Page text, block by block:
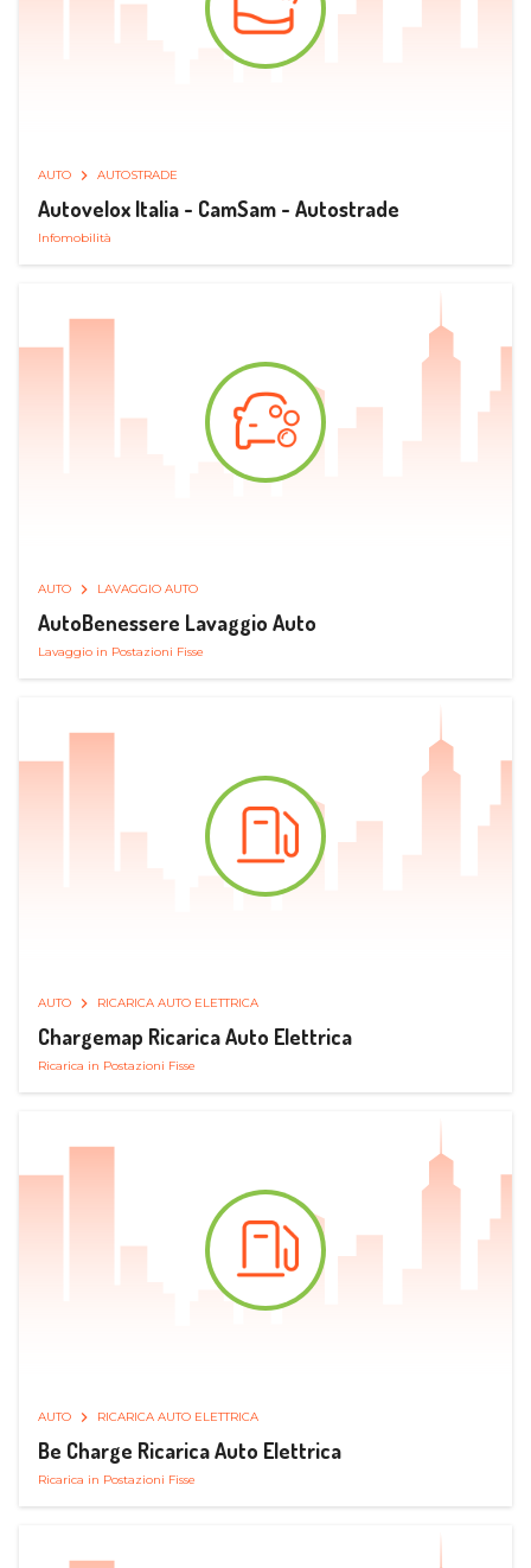
AUTO AUTOSTRADE
Autovelox Italia - CamSam - Autostrade
Infomobilità
AUTO LAVAGGIO AUTO
AutoBenessere Lavaggio Auto
Lavaggio in Postazioni Fisse
AUTO RICARICA AUTO ELETTRICA
Chargemap Ricarica Auto Elettrica
Ricarica in Postazioni Fisse
AUTO RICARICA AUTO ELETTRICA
Be Charge Ricarica Auto Elettrica
Ricarica in Postazioni Fisse